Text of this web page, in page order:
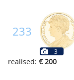
233
3
realised: € 200